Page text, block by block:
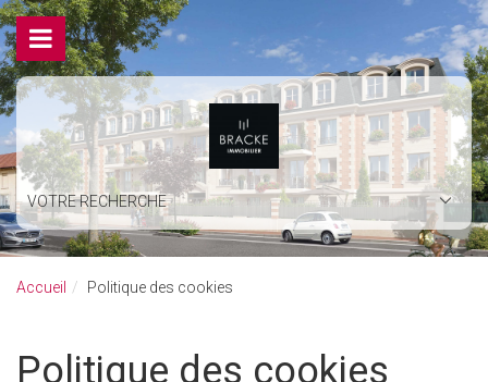
VOTRE RECHERCHE
Accueil Politique des cookies
Politique des cookies